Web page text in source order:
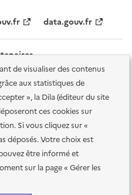
de visualiser des contenus
aux statistiques de
», la Dila (éditeur du site
ces cookies sur
Si vous cliquez sur «
déposés. Votre choix est
être informé et
sur la page « Gérer les
data.gouv.fr
conforme
Accessibilité des
personnelles et sécurité
des cookies